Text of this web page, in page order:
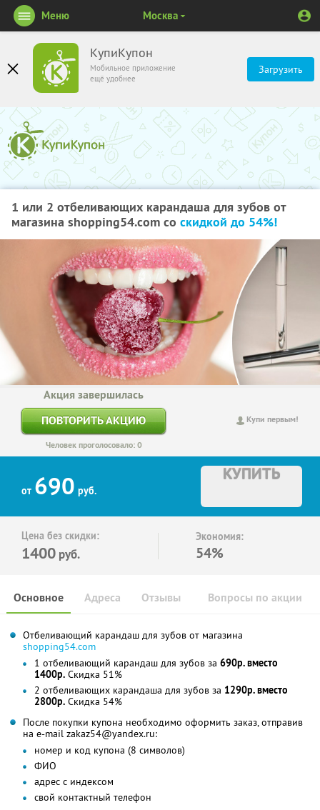
КупиКупон
Мобильное приложение
ещё удобнее
Загрузить
Меню Москва
1 или 2 отбеливающих карандаша для зубов от
магазина shopping54.com со скидкой до 54%!
Купи первым!
Акция завершилась
ПОВТОРИТЬ АКЦИЮ
Человек проголосовало: 0
от 690 руб.
КУПИТЬ
Цена без скидки:
1400 руб.
Экономия:
54%
Основное Отзывы Вопросы по акции
Адреса
Отбеливающий карандаш для зубов от магазина
shopping54.com
1 отбеливающий карандаш для зубов за 690р. вместо
1400р. Скидка 51%
2 отбеливающих карандаша для зубов за 1290р. вместо
2800р. Скидка 54%
После покупки купона необходимо оформить заказ, отправив
на e-mail zakaz54@yandex.ru:
номер и код купона (8 символов)
ФИО
адрес с индексом
свой контактный телефон